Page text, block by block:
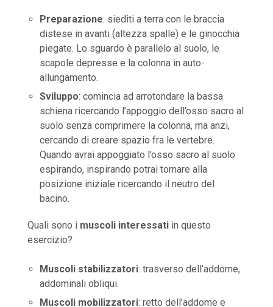
Preparazione: siediti a terra con le braccia
distese in avanti (altezza spalle) e le ginocchia
piegate. Lo sguardo è parallelo al suolo, le
scapole depresse e la colonna in auto-
allungamento.
Sviluppo: comincia ad arrotondare la bassa
schiena ricercando l’appoggio dell’osso sacro al
suolo senza comprimere la colonna, ma anzi,
cercando di creare spazio fra le vertebre.
Quando avrai appoggiato l’osso sacro al suolo
espirando, inspirando potrai tornare alla
posizione iniziale ricercando il neutro del
bacino.
Quali sono i muscoli interessatiin questo
esercizio?
Muscoli stabilizzatori: trasverso dell’addome,
addominali obliqui.
Muscoli mobilizzatori: retto dell’addome e